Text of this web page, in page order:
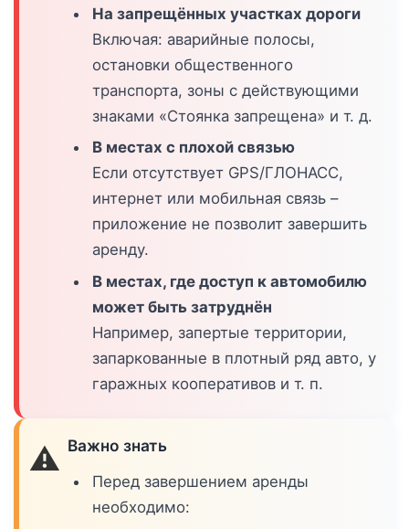
На запрещённых участках дороги
Включая: аварийные полосы,
остановки общественного
транспорта, зоны с действующими
знаками «Стоянка запрещена» и т. д.
В местах с плохой связью
Если отсутствует GPS/ГЛОНАСС,
интернет или мобильная связь –
приложение не позволит завершить
аренду.
В местах, где доступ к автомобилю
может быть затруднён
Например, запертые территории,
запаркованные в плотный ряд авто, у
гаражных кооперативов и т. п.
⚠️ Важно знать
Перед завершением аренды
необходимо: